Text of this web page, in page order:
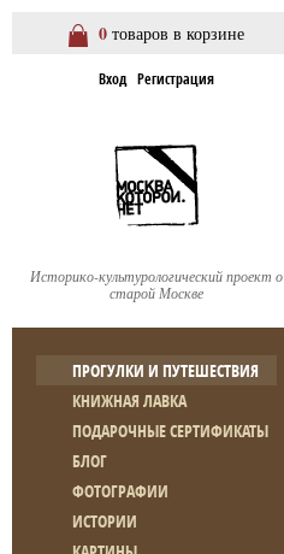
0 товаров в корзине
Вход Регистрация
Историко-культурологический проект о
старой Москве
ПРОГУЛКИ И ПУТЕШЕСТВИЯ
КНИЖНАЯ ЛАВКА
ПОДАРОЧНЫЕ СЕРТИФИКАТЫ
БЛОГ
ФОТОГРАФИИ
ИСТОРИИ